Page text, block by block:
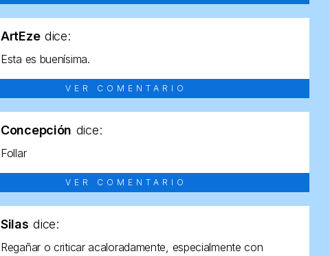
ArtEze dice:
Esta es buenísima.
VER COMENTARIO
Concepción dice:
Follar
VER COMENTARIO
Silas dice:
Regañar o criticar acaloradamente, especialmente con